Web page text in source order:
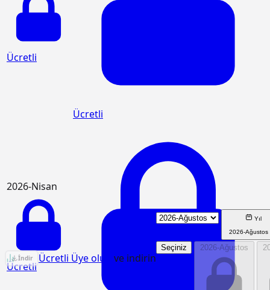
Ücretli
Ücretli
2026-Nisan
Ücretli
KGM/4107-S Birim Fiyat Analizi
İndir Ücretli Üye olun ve indirin
Yıl
2026-Ağustos
Seçiniz 2026-Ağustos